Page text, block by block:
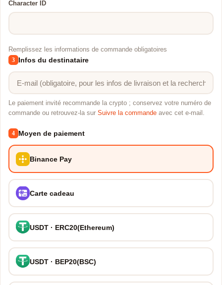
Character ID
Remplissez les informations de commande obligatoires
3 Infos du destinataire
Le paiement invité recommande la crypto ; conservez votre numéro de
commande ou retrouvez-la sur Suivre la commande avec cet e-mail.
4 Moyen de paiement
Binance Pay
Carte cadeau
USDT · ERC20(Ethereum)
USDT · BEP20(BSC)